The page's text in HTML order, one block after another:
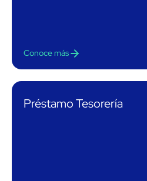
Conoce más
Préstamo Tesorería